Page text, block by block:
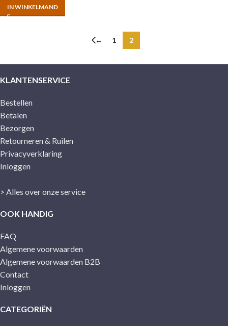
IN WINKELMAND
← 1 2
KLANTENSERVICE
Bestellen
Betalen
Bezorgen
Retourneren & Ruilen
Privacyverklaring
Inloggen
> Alles over onze service
OOK HANDIG
FAQ
Algemene voorwaarden
Algemene voorwaarden B2B
Contact
Inloggen
CATEGORIËN